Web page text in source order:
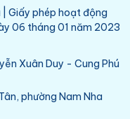
| Giấy phép hoạt động
06 tháng 01 năm 2023
Xuân Duy - Cung Phú
phường Nam Nha